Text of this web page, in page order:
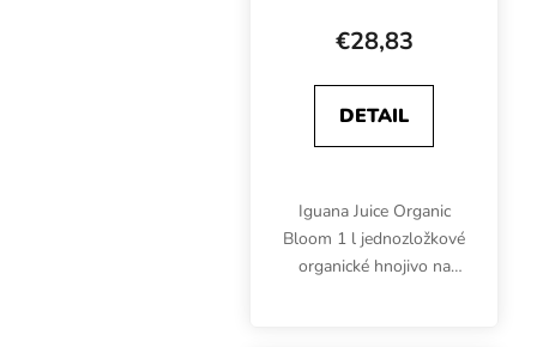
l
€28,83
DETAIL
Iguana Juice Organic
Bloom 1 l jednozložkové
organické hnojivo na